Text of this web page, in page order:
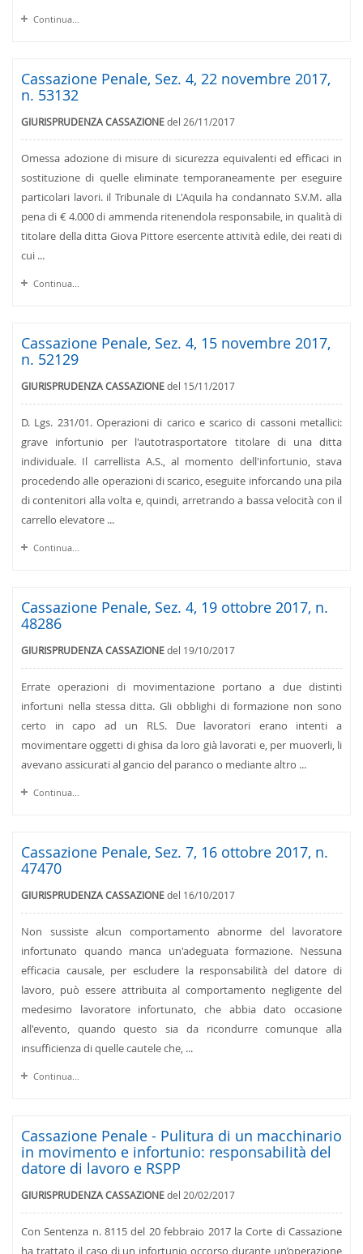
Continua...
Cassazione Penale, Sez. 4, 22 novembre 2017,
n. 53132
GIURISPRUDENZA CASSAZIONEdel 26/11/2017
Omessa adozione di misure di sicurezza equivalenti ed efficaci in
sostituzione di quelle eliminate temporaneamente per eseguire
particolari lavori. il Tribunale di L'Aquila ha condannato S.V.M. alla
pena di € 4.000 di ammenda ritenendola responsabile, in qualità di
titolare della ditta Giova Pittore esercente attività edile, dei reati di
cui ...
Continua...
Cassazione Penale, Sez. 4, 15 novembre 2017,
n. 52129
GIURISPRUDENZA CASSAZIONEdel 15/11/2017
D. Lgs. 231/01. Operazioni di carico e scarico di cassoni metallici:
grave infortunio per l'autotrasportatore titolare di una ditta
individuale. Il carrellista A.S., al momento dell'infortunio, stava
procedendo alle operazioni di scarico, eseguite inforcando una pila
di contenitori alla volta e, quindi, arretrando a bassa velocità con il
carrello elevatore ...
Continua...
Cassazione Penale, Sez. 4, 19 ottobre 2017, n.
48286
GIURISPRUDENZA CASSAZIONEdel 19/10/2017
Errate operazioni di movimentazione portano a due distinti
infortuni nella stessa ditta. Gli obblighi di formazione non sono
certo in capo ad un RLS. Due lavoratori erano intenti a
movimentare oggetti di ghisa da loro già lavorati e, per muoverli, li
avevano assicurati al gancio del paranco o mediante altro ...
Continua...
Cassazione Penale, Sez. 7, 16 ottobre 2017, n.
47470
GIURISPRUDENZA CASSAZIONEdel 16/10/2017
Non sussiste alcun comportamento abnorme del lavoratore
infortunato quando manca un'adeguata formazione. Nessuna
efficacia causale, per escludere la responsabilità del datore di
lavoro, può essere attribuita al comportamento negligente del
medesimo lavoratore infortunato, che abbia dato occasione
all'evento, quando questo sia da ricondurre comunque alla
insufficienza di quelle cautele che, ...
Continua...
Cassazione Penale - Pulitura di un macchinario
in movimento e infortunio: responsabilità del
datore di lavoro e RSPP
GIURISPRUDENZA CASSAZIONEdel 20/02/2017
Con Sentenza n. 8115 del 20 febbraio 2017 la Corte di Cassazione
ha trattato il caso di un infortunio occorso durante un’operazione